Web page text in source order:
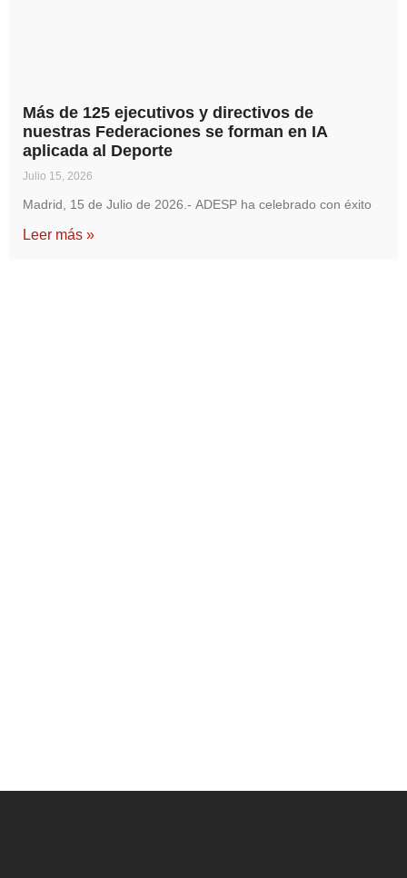
Más de 125 ejecutivos y directivos de
nuestras Federaciones se forman en IA
aplicada al Deporte
Julio 15, 2026
Madrid, 15 de Julio de 2026.- ADESP ha celebrado con éxito
Leer más »